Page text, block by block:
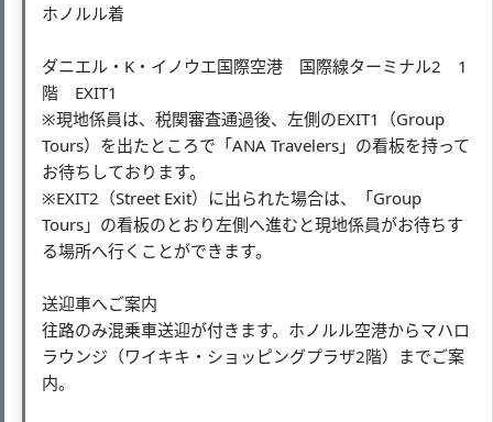
ホノルル着
ダニエル・K・イノウエ国際空港 国際線ターミナル2 1
階 EXIT1
※現地係員は、税関審査通過後、左側のEXIT1（Group
Tours）を出たところで「ANA Travelers」の看板を持って
お待ちしております。
※EXIT2（Street Exit）に出られた場合は、「Group
Tours」の看板のとおり左側へ進むと現地係員がお待ちす
る場所へ行くことができます。
送迎車へご案内
往路のみ混乗車送迎が付きます。ホノルル空港からマハロ
ラウンジ（ワイキキ・ショッピングプラザ2階）までご案
内。